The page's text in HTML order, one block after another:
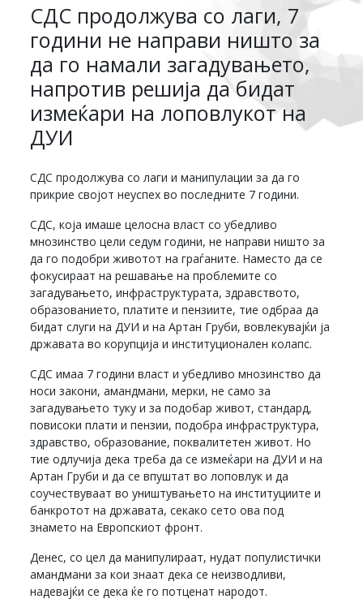
СДС продолжува со лаги, 7
години не направи ништо за
да го намали загадувањето,
напротив решија да бидат
измеќари на лоповлукот на
ДУИ
СДС продолжува со лаги и манипулации за да го
прикрие својот неуспех во последните 7 години.
СДС, која имаше целосна власт со убедливо
мнозинство цели седум години, не направи ништо за
да го подобри животот на граѓаните. Наместо да се
фокусираат на решавање на проблемите со
загадувањето, инфраструктурата, здравството,
образованието, платите и пензиите, тие одбраа да
бидат слуги на ДУИ и на Артан Груби, вовлекувајќи ја
државата во корупција и институционален колапс.
СДС имаа 7 години власт и убедливо мнозинство да
носи закони, амандмани, мерки, не само за
загадувањето туку и за подобар живот, стандард,
повисоки плати и пензии, подобра инфраструктура,
здравство, образование, поквалитетен живот. Но
тие одлучија дека треба да се измеќари на ДУИ и на
Артан Груби и да се впуштат во лоповлук и да
соучествуваат во уништувањето на институциите и
банкротот на државата, секако сето ова под
знамето на Европскиот фронт.
Денес, со цел да манипулираат, нудат популистички
амандмани за кои знаат дека се неизводливи,
надевајќи се дека ќе го потценат народот.